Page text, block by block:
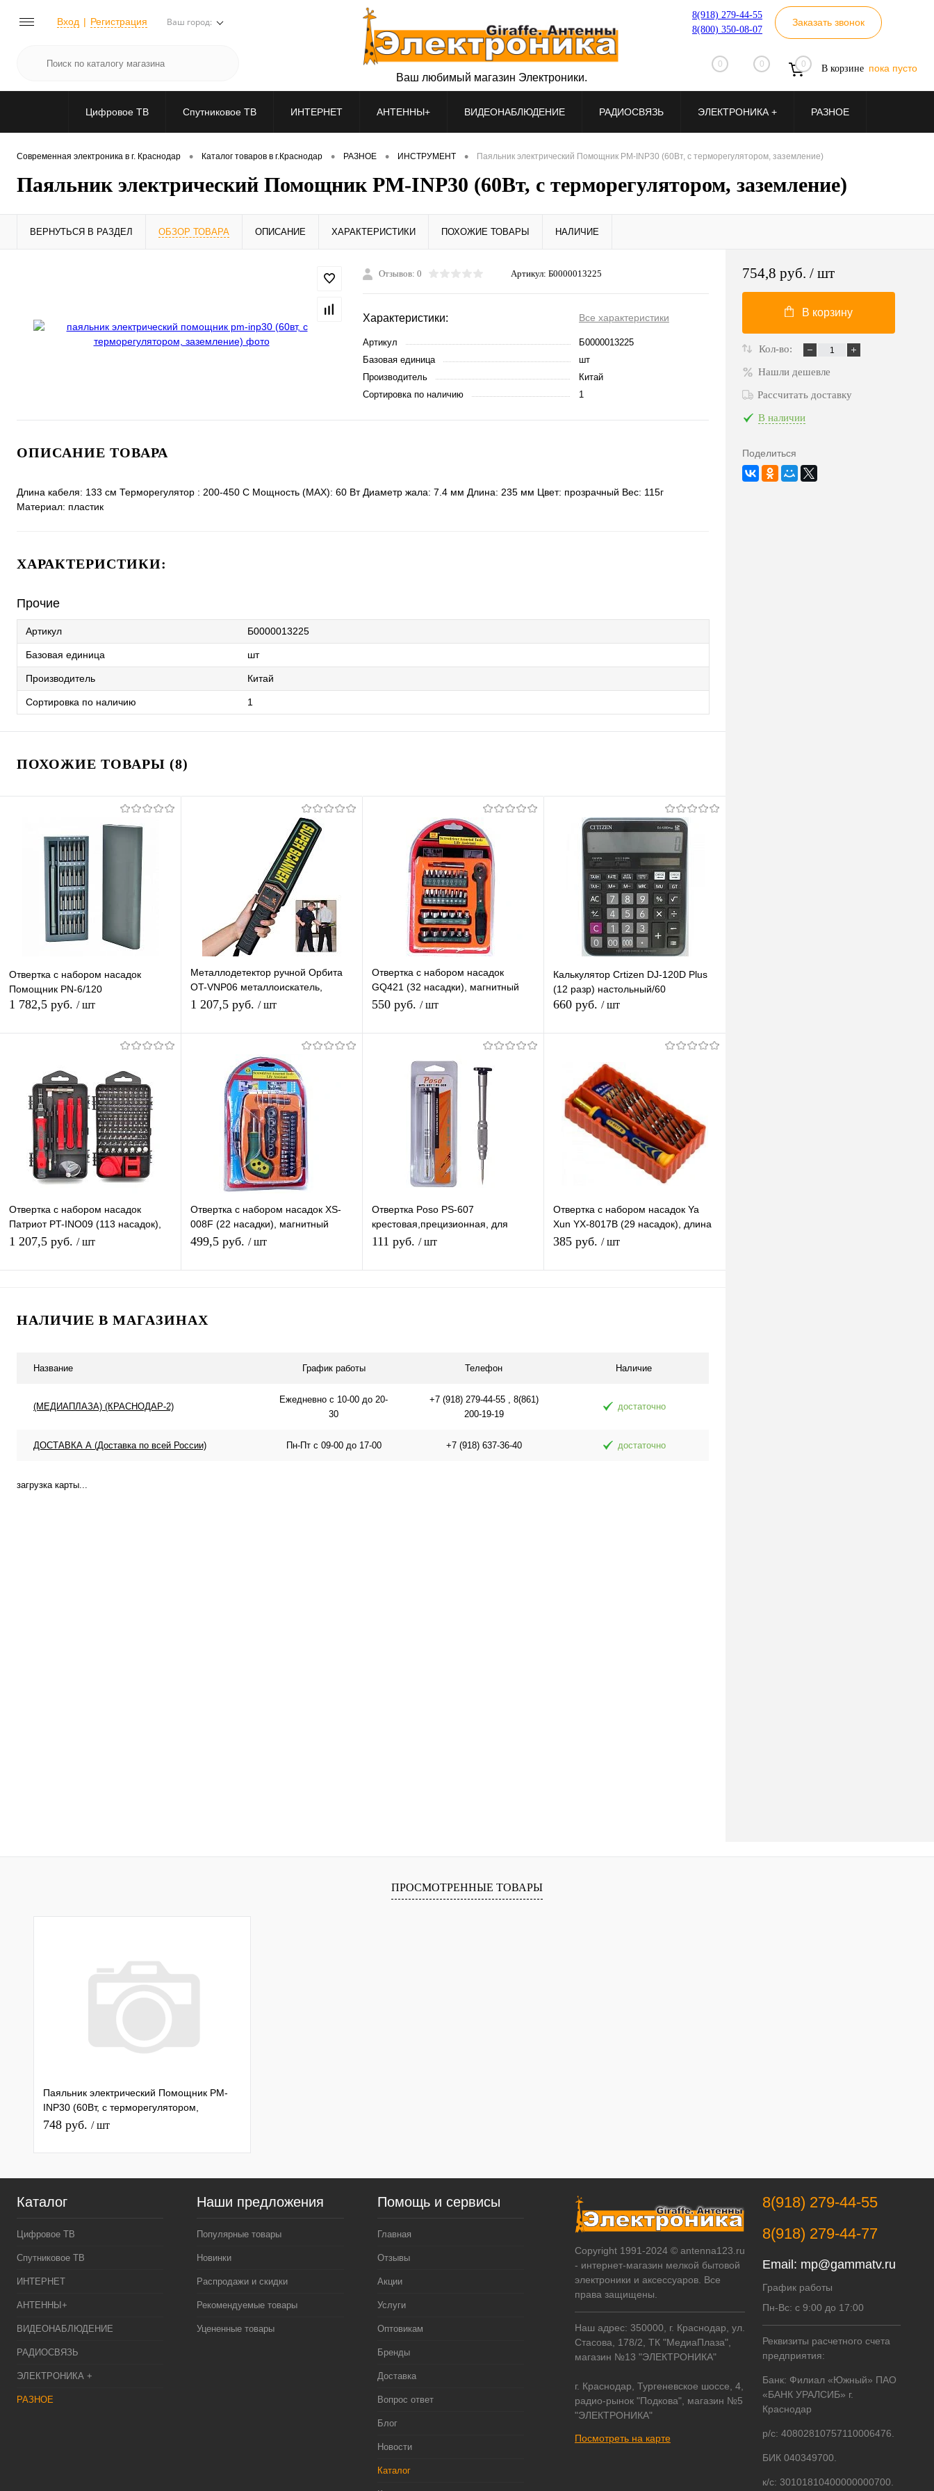
Вход Регистрация Ваш город:
8(918) 279-44-55
8(800) 350-08-07
Заказать звонок
0 0 0 В корзине пока пусто
Ваш любимый магазин Электроники.
Цифровое ТВ Спутниковое ТВ ИНТЕРНЕТ АНТЕННЫ+ ВИДЕОНАБЛЮДЕНИЕ РАДИОСВЯЗЬ ЭЛЕКТРОНИКА + РАЗНОЕ
Современная электроника в г. Краснодар • Каталог товаров в г.Краснодар • РАЗНОЕ • ИНСТРУМЕНТ • Паяльник электрический Помощник PM-INP30 (60Вт, с терморегулятором, заземление)
Паяльник электрический Помощник PM-INP30 (60Вт, с терморегулятором, заземление)
ВЕРНУТЬСЯ В РАЗДЕЛ ОБЗОР ТОВАРА ОПИСАНИЕ ХАРАКТЕРИСТИКИ ПОХОЖИЕ ТОВАРЫ НАЛИЧИЕ
Отзывов: 0 Артикул: Б0000013225
Характеристики: Все характеристики
Артикул
Б0000013225
Базовая единица
шт
Производитель
Китай
Сортировка по наличию
1
ОПИСАНИЕ ТОВАРА
Длина кабеля: 133 см Терморегулятор : 200-450 С Мощность (MAX): 60 Вт Диаметр жала: 7.4 мм Длина: 235 мм Цвет: прозрачный Вес: 115г
Материал: пластик
ХАРАКТЕРИСТИКИ:
Прочие
Артикул Б0000013225
Базовая единица шт
Производитель Китай
Сортировка по наличию 1
ПОХОЖИЕ ТОВАРЫ (8)
Отвертка с набором насадок
Помощник PN-6/120
1 782,5 руб. / шт
Купить в 1 клик К сравнению
В избранное Под заказ
Металлодетектор ручной Орбита
OT-VNP06 металлоискатель,
звуковой и вибро сигнал,
1 207,5 руб. / шт
В корзину
Купить в 1 клик К сравнению
В избранное В наличии
Отвертка с набором насадок
GQ421 (32 насадки), магнитный
держатель бит, отвертка с
550 руб. / шт
Купить в 1 клик К сравнению
В избранное Под заказ
Калькулятор Crtizen DJ-120D Plus
(12 разр) настольный/60
660 руб. / шт
Купить в 1 клик
В избранное В наличии
Отвертка с набором насадок
Патриот PT-INO09 (113 насадок),
магнитный наконечник, пинцет
1 207,5 руб. / шт
Отвертка с набором насадок XS-
008F (22 насадки), магнитный
держатель бит
499,5 руб. / шт
Отвертка Poso PS-607
крестовая,прецизионная, для
сборки/разборки
гаджетов
111 руб. / шт
Отвертка с набором насадок Ya
Xun YX-8017B (29 насадок), длина
отвертки 120 мм
385 руб. / шт
НАЛИЧИЕ В МАГАЗИНАХ
Название График работы Телефон Наличие
(МЕДИАПЛАЗА) (КРАСНОДАР-2)
Ежедневно с 10-00 до 20-
30
+7 (918) 279-44-55 , 8(861)
200-19-19
достаточно
ДОСТАВКА А (Доставка по всей России) Пн-Пт с 09-00 до 17-00 +7 (918) 637-36-40 достаточно
загрузка карты...
754,8 руб. / шт
В корзину
Кол-во:
Нашли дешевле
Рассчитать доставку
В наличии
Поделиться
ПРОСМОТРЕННЫЕ ТОВАРЫ
Паяльник электрический Помощник PM-
INP30 (60Вт, с терморегулятором,
заземление)
748 руб. / шт
Каталог
Цифровое ТВ
Спутниковое ТВ
ИНТЕРНЕТ
АНТЕННЫ+
ВИДЕОНАБЛЮДЕНИЕ
РАДИОСВЯЗЬ
ЭЛЕКТРОНИКА +
РАЗНОЕ
Наши предложения
Популярные товары
Новинки
Распродажи и скидки
Рекомендуемые товары
Уцененные товары
Помощь и сервисы
Главная
Отзывы
Акции
Услуги
Оптовикам
Бренды
Доставка
Вопрос ответ
Блог
Новости
Каталог
Copyright 1991-2024 © antenna123.ru
- интернет-магазин мелкой бытовой
электроники и аксессуаров. Все
права защищены.
Наш адрес: 350000, г. Краснодар, ул.
Стасова, 178/2, ТК "МедиаПлаза",
магазин №13 "ЭЛЕКТРОНИКА"
г. Краснодар, Тургеневское шоссе, 4,
радио-рынок "Подкова", магазин №5
"ЭЛЕКТРОНИКА"
Посмотреть на карте
8(918) 279-44-55
8(918) 279-44-77
Email: mp@gammatv.ru
График работы
Пн-Вс: с 9:00 до 17:00
Реквизиты расчетного счета
предприятия:
Банк: Филиал «Южный» ПАО
«БАНК УРАЛСИБ» г.
Краснодар
р/с: 40802810757110006476.
БИК 040349700.
к/с: 30101810400000000700.